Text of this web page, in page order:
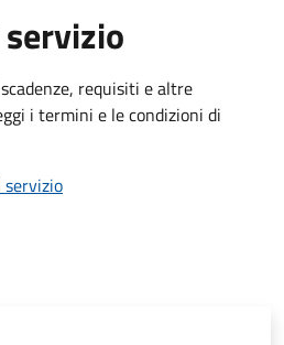
requisiti e altre
i termini e le condizioni di
servizio